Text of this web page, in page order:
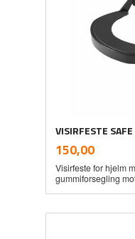
VISIRFESTE
Pris
150,00mva.
Visirfeste for hjelm
gummiforsegling